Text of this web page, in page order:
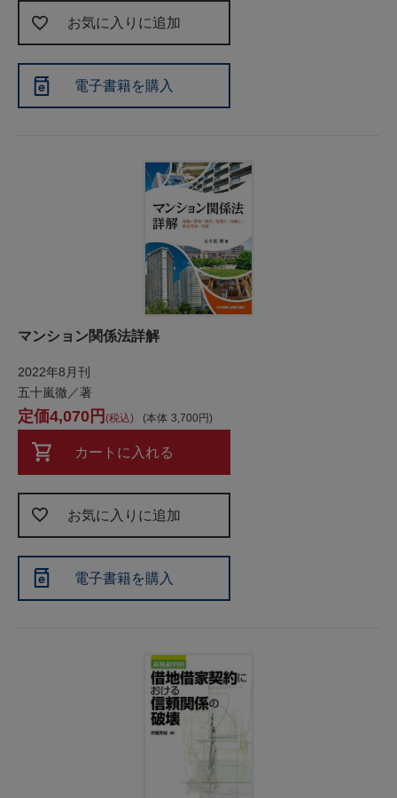
お気に入りに追加
電子書籍を購入
マンション関係法詳解
2022年8月刊
五十嵐徹／著
本体 3,700
4,070 税込
カートに入れる
お気に入りに追加
電子書籍を購入